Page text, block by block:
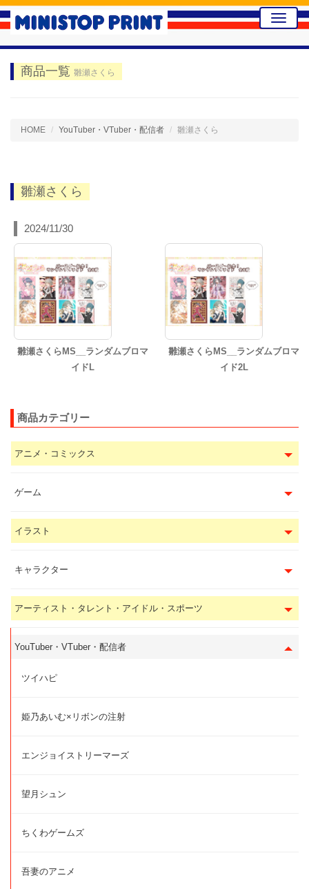
Toggle
商品一覧 雛瀬さくら
HOME YouTuber・VTuber・配信者 雛瀬さくら
雛瀬さくら
2024/11/30
雛瀬さくらMS__ランダムブロマ
イドL
雛瀬さくらMS__ランダムブロマ
イド2L
商品カテゴリー
アニメ・コミックス
ゲーム
イラスト
キャラクター
アーティスト・タレント・アイドル・スポーツ
YouTuber・VTuber・配信者
ツイハピ
姫乃あいむ×リボンの注射
エンジョイストリーマーズ
望月シュン
ちくわゲームズ
吾妻のアニメ